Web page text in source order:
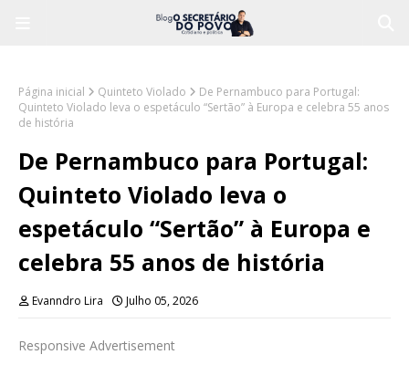
Página inicial Quinteto Violado
De Pernambuco para Portugal:
Quinteto Violado leva o espetáculo “Sertão” à Europa e celebra 55 anos
de história
De Pernambuco para Portugal:
Quinteto Violado leva o
espetáculo “Sertão” à Europa e
celebra 55 anos de história
Evanndro Lira Julho 05, 2026
Responsive Advertisement